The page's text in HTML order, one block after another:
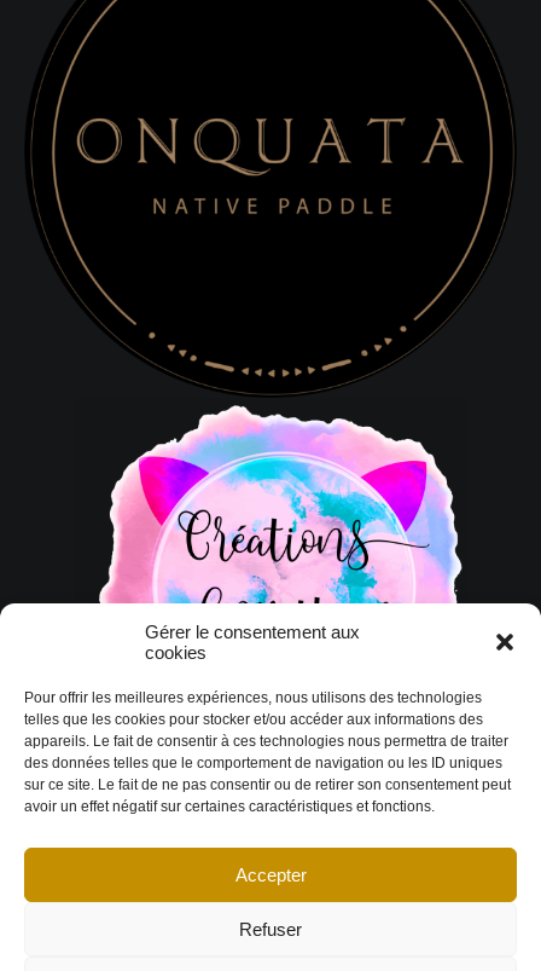
Gérer le consentement aux
cookies
Pour offrir les meilleures expériences, nous utilisons des technologies
telles que les cookies pour stocker et/ou accéder aux informations des
appareils. Le fait de consentir à ces technologies nous permettra de traiter
des données telles que le comportement de navigation ou les ID uniques
sur ce site. Le fait de ne pas consentir ou de retirer son consentement peut
avoir un effet négatif sur certaines caractéristiques et fonctions.
Accepter
Refuser
© Copyright 2026 DESIGN EXTÉRIEUR | Tous droits réservés.
conditions|Politique de cookies Déclaration de confidentialité|Imprint|
Avertissement